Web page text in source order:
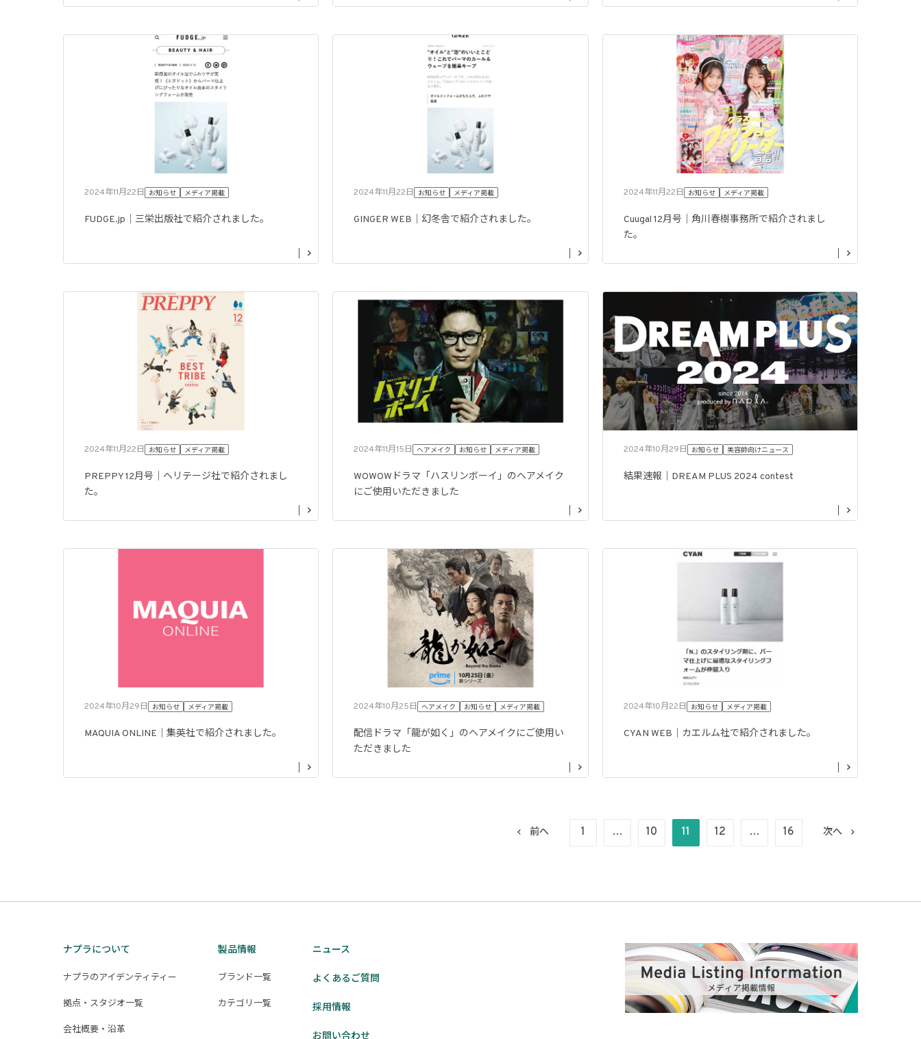
2024年11月22日 お知らせ メディア掲載
FUDGE.jp｜三栄出版社で紹介されました。
2024年11月22日 お知らせ メディア掲載
GINGER WEB｜幻冬舎で紹介されました。
2024年11月22日 お知らせ メディア掲載
Cuugal 12月号｜角川春樹事務所で紹介されまし
た。
2024年11月22日 お知らせ メディア掲載
PREPPY 12月号｜ヘリテージ社で紹介されまし
た。
2024年11月15日 ヘアメイク お知らせ メディア掲載
WOWOWドラマ「ハスリンボーイ」のヘアメイク
にご使用いただきました
2024年10月29日 お知らせ 美容師向けニュース
結果速報｜DREAM PLUS 2024 contest
2024年10月29日 お知らせ メディア掲載
MAQUIA ONLINE｜集英社で紹介されました。
2024年10月25日 ヘアメイク お知らせ メディア掲載
配信ドラマ「龍が如く」のヘアメイクにご使用い
ただきました
2024年10月22日 お知らせ メディア掲載
CYAN WEB｜カエルム社で紹介されました。
ペ
ジ
り
前へ 1 … 10 11 12 … 16 次へ
ナプラについて
ナプラのアイデンティティー
拠点・スタジオ一覧
会社概要・沿革
製品情報
ブランド一覧
カテゴリ一覧
ニュース
よくあるご質問
採用情報
お問い合わせ